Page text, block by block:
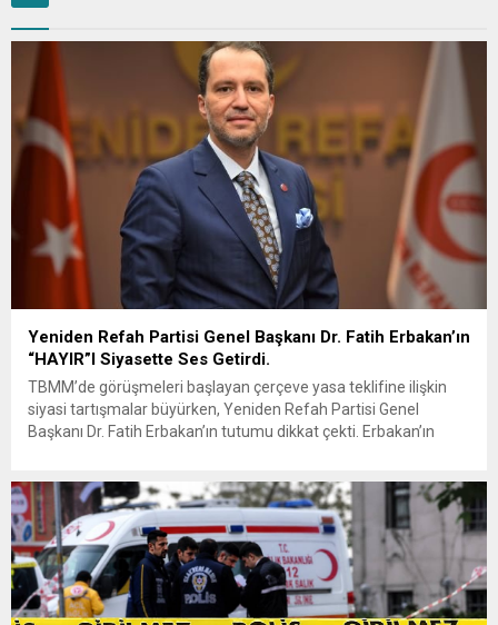
Yeniden Refah Partisi Genel Başkanı Dr. Fatih Erbakan’ın
“HAYIR”I Siyasette Ses Getirdi.
TBMM’de görüşmeleri başlayan çerçeve yasa teklifine ilişkin
siyasi tartışmalar büyürken, Yeniden Refah Partisi Genel
Başkanı Dr. Fatih Erbakan’ın tutumu dikkat çekti. Erbakan’ın
Partisi Genel Başkanı Ümit Özdağ’dan dikkat çeken destek
geldi. Türkiye Büyük Millet Meclisi’nde...